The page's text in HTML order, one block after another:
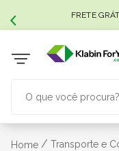
FRETE
Home / Transporte e